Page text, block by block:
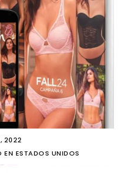
2022
ESTADOS UNIDOS